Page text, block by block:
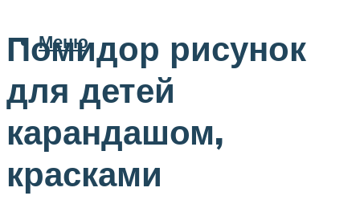
Меню
Помидор рисунок
для детей
карандашом,
красками